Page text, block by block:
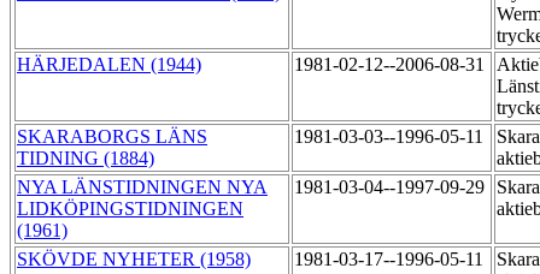
HÄRJEDALEN (1944)
1981-02-12--2006-08-31
SKARABORGS LÄNS
TIDNING (1884)
1981-03-03--1996-05-11
NYA LÄNSTIDNINGEN NYA
LIDKÖPINGSTIDNINGEN
(1961)
1981-03-04--1997-09-29
SKÖVDE NYHETER (1958) 1981-03-17--1996-05-11